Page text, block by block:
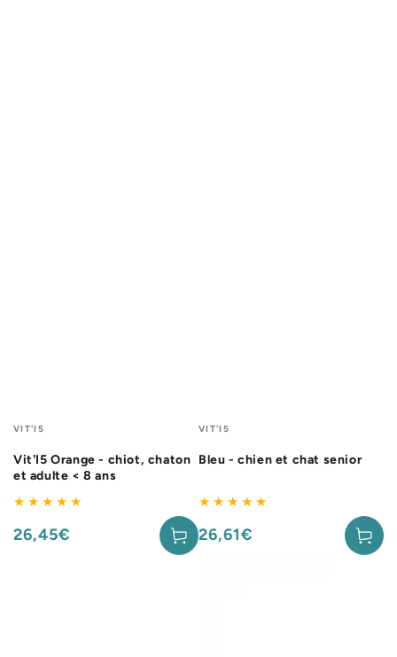
Fournisseur:
VIT'I5
Vit'I5 Orange - chiot, chaton
et adulte < 8 ans
Prix
26,45€
Fournisseur:
VIT'I5
Bleu - chien et chat senior
Prix
26,61€